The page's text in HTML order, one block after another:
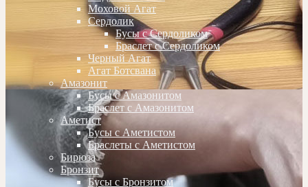
Моховой Агат
Сердолик
Бусы с Сердоликом
Браслет с Сердоликом
Черный Агат
Агат Ботсвана
Амазонит
Бусы с Амазонитом
Браслет с Амазонитом
Аметист
Бусы с Аметистом
Браслеты с Аметистом
Бирюза
Бронзит
Бусы с Бронзитом